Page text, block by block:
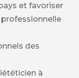
et favoriser
des
à